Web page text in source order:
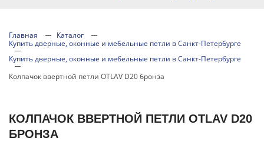
Главная
Каталог
Купить дверные, оконные и мебельные петли в Санкт-Петербурге
Купить дверные, оконные и мебельные петли в Санкт-Петербурге
Колпачок ввертной петли OTLAV D20 бронза
КОЛПАЧОК ВВЕРТНОЙ ПЕТЛИ OTLAV D20
БРОНЗА